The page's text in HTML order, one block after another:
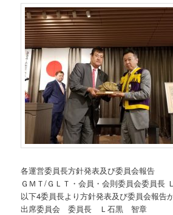
各運営委員長方針発表及び委員会報告
ＧＭＴ/ＧＬＴ・会員・会則委員会委員長
以下4委員長より方針発表及び委員会報告
出席委員会 委員長 Ｌ石黒 智章